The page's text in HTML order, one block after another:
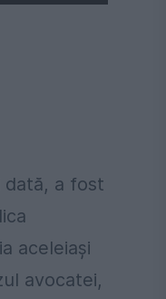
dată, a fost
aceleiași
avocatei,